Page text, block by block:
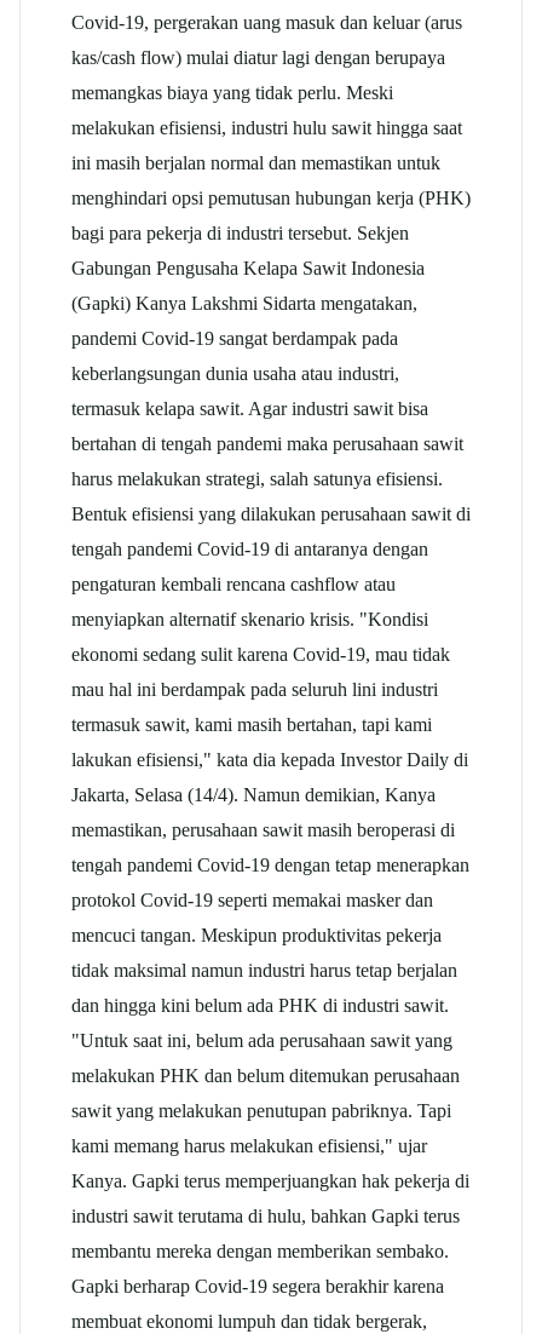
Covid-19, pergerakan uang masuk dan keluar (arus
kas/cash flow) mulai diatur lagi dengan berupaya
memangkas biaya yang tidak perlu. Meski
melakukan efisiensi, industri hulu sawit hingga saat
ini masih berjalan normal dan memastikan untuk
menghindari opsi pemutusan hubungan kerja (PHK)
bagi para pekerja di industri tersebut. Sekjen
Gabungan Pengusaha Kelapa Sawit Indonesia
(Gapki) Kanya Lakshmi Sidarta mengatakan,
pandemi Covid-19 sangat berdampak pada
keberlangsungan dunia usaha atau industri,
termasuk kelapa sawit. Agar industri sawit bisa
bertahan di tengah pandemi maka perusahaan sawit
harus melakukan strategi, salah satunya efisiensi.
Bentuk efisiensi yang dilakukan perusahaan sawit di
tengah pandemi Covid-19 di antaranya dengan
pengaturan kembali rencana cashflow atau
menyiapkan alternatif skenario krisis. "Kondisi
ekonomi sedang sulit karena Covid-19, mau tidak
mau hal ini berdampak pada seluruh lini industri
termasuk sawit, kami masih bertahan, tapi kami
lakukan efisiensi," kata dia kepada Investor Daily di
Jakarta, Selasa (14/4). Namun demikian, Kanya
memastikan, perusahaan sawit masih beroperasi di
tengah pandemi Covid-19 dengan tetap menerapkan
protokol Covid-19 seperti memakai masker dan
mencuci tangan. Meskipun produktivitas pekerja
tidak maksimal namun industri harus tetap berjalan
dan hingga kini belum ada PHK di industri sawit.
"Untuk saat ini, belum ada perusahaan sawit yang
melakukan PHK dan belum ditemukan perusahaan
sawit yang melakukan penutupan pabriknya. Tapi
kami memang harus melakukan efisiensi," ujar
Kanya. Gapki terus memperjuangkan hak pekerja di
industri sawit terutama di hulu, bahkan Gapki terus
membantu mereka dengan memberikan sembako.
Gapki berharap Covid-19 segera berakhir karena
membuat ekonomi lumpuh dan tidak bergerak,